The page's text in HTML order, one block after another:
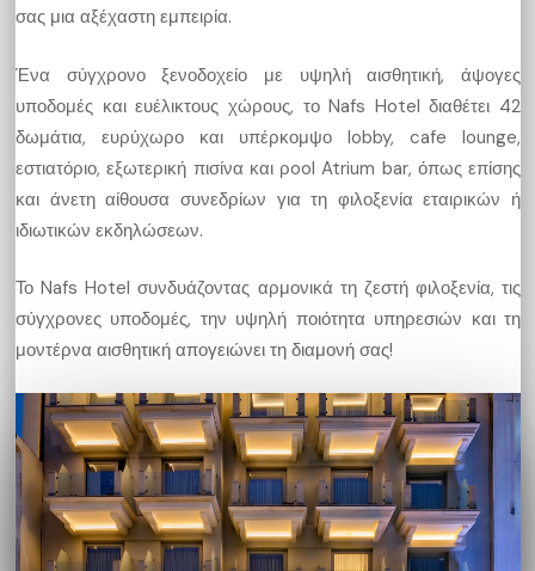
σας μια αξέχαστη εμπειρία.
Ένα σύγχρονο ξενοδοχείο με υψηλή αισθητική, άψογες
υποδομές και ευέλικτους χώρους, το Nafs Hotel διαθέτει 42
δωμάτια, ευρύχωρο και υπέρκομψο lobby, cafe lounge,
εστιατόριο, εξωτερική πισίνα και ρool Atrium bar, όπως επίσης
και άνετη αίθουσα συνεδρίων για τη φιλοξενία εταιρικών ή
ιδιωτικών εκδηλώσεων.
Το Nafs Hotel συνδυάζοντας αρμονικά τη ζεστή φιλοξενία, τις
σύγχρονες υποδομές, την υψηλή ποιότητα υπηρεσιών και τη
μοντέρνα αισθητική απογειώνει τη διαμονή σας!